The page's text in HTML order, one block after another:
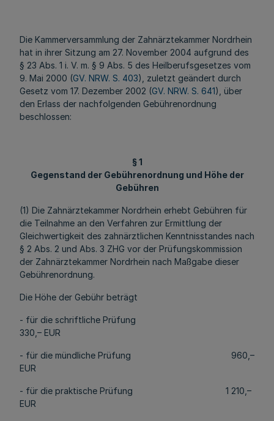
Die Kammerversammlung der Zahnärztekammer Nordrhein
hat in ihrer Sitzung am 27. November 2004 aufgrund des
§ 23 Abs. 1 i. V. m. § 9 Abs. 5 des Heilberufsgesetzes vom
9. Mai 2000 (GV. NRW. S. 403), zuletzt geändert durch
Gesetz vom 17. Dezember 2002 (GV. NRW. S. 641), über
den Erlass der nachfolgenden Gebührenordnung
beschlossen:
§ 1
Gegenstand der Gebührenordnung und Höhe der
Gebühren
(1) Die Zahnärztekammer Nordrhein erhebt Gebühren für
die Teilnahme an den Verfahren zur Ermittlung der
Gleichwertigkeit des zahnärztlichen Kenntnisstandes nach
§ 2 Abs. 2 und Abs. 3 ZHG vor der Prüfungskommission
der Zahnärztekammer Nordrhein nach Maßgabe dieser
Gebührenordnung.
Die Höhe der Gebühr beträgt
- für die schriftliche Prüfung
330,– EUR
- für die mündliche Prüfung 960,–
EUR
- für die praktische Prüfung 1 210,–
EUR